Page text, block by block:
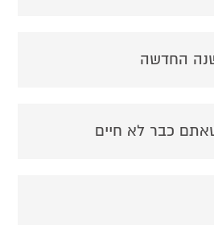
החדשה
כבר לא חיים